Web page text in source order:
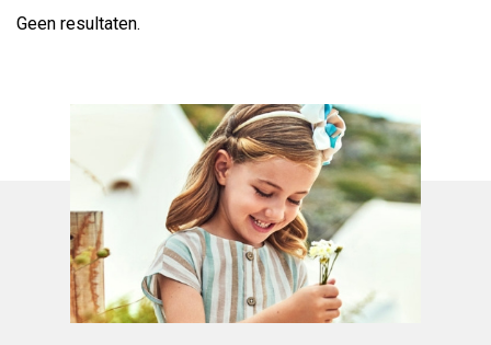
Geen resultaten.